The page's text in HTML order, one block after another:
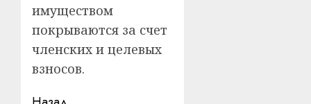
имуществом
покрываются за счет
членских и целевых
взносов.